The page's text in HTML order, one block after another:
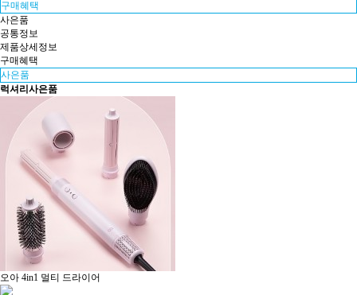
구매혜택
사은품
공통정보
제품상세정보
구매혜택
사은품
럭셔리사은품
오아 4in1 멀티 드라이어